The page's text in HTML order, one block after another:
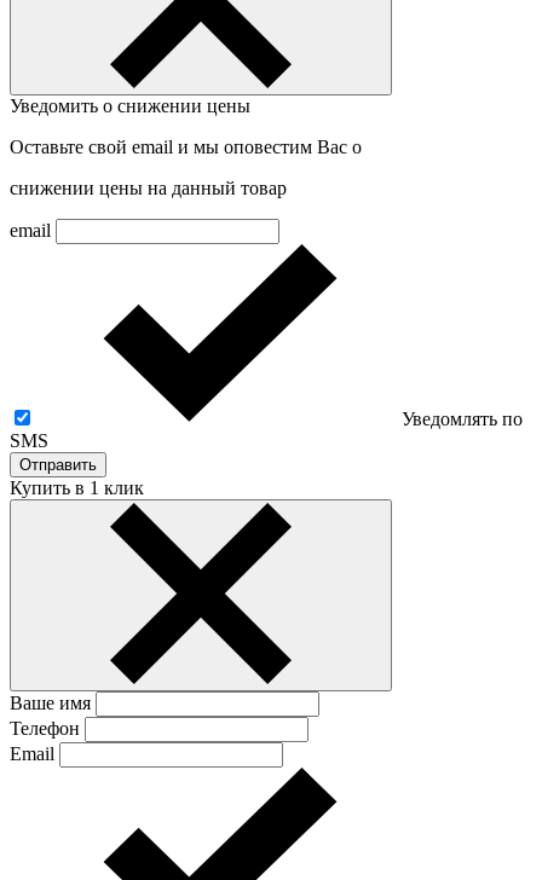
Уведомить о снижении цены
Оставьте свой email и мы оповестим Вас о
снижении цены на данный товар
email
Уведомлять по
SMS
Отправить
Купить в 1 клик
Ваше имя
Телефон
Email